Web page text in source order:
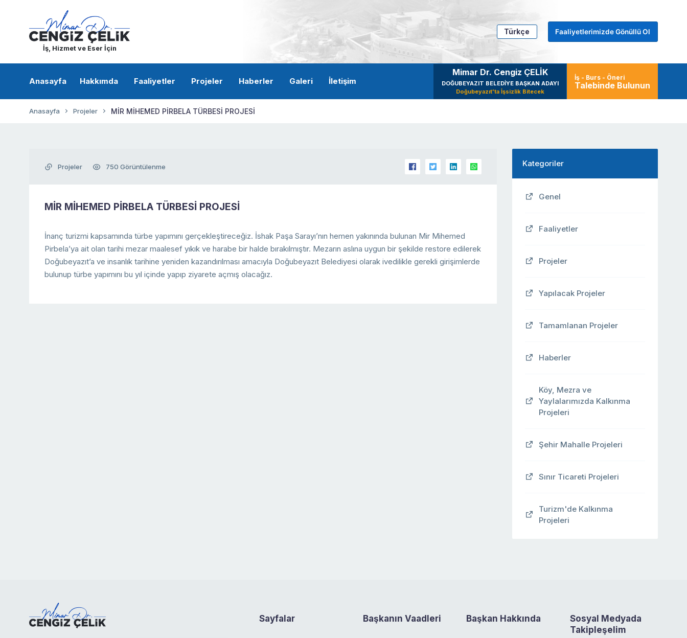
İş, Hizmet ve Eser İçin
Türkçe Faaliyetlerimizde Gönüllü Ol
Anasayfa Hakkımda Faaliyetler Projeler Haberler Galeri İletişim
Mimar Dr. Cengiz ÇELİK
DOĞUBEYAZIT BELEDİYE BAŞKAN ADAYI
Doğubeyazıt'ta İşsizlik Bitecek
İş - Burs - Öneri
Talebinde Bulunun
Anasayfa Projeler MİR MİHEMED PİRBELA TÜRBESİ PROJESİ
Projeler 750 Görüntülenme
MİR MİHEMED PİRBELA TÜRBESİ PROJESİ
İnanç turizmi kapsamında türbe yapımını gerçekleştireceğiz. İshak Paşa Sarayı’nın hemen yakınında bulunan Mir Mihemed
Pirbela’ya ait olan tarihi mezar maalesef yıkık ve harabe bir halde bırakılmıştır. Mezarın aslına uygun bir şekilde restore edilerek
Doğubeyazıt’a ve insanlık tarihine yeniden kazandırılması amacıyla Doğubeyazıt Belediyesi olarak ivedilikle gerekli girişimlerde
bulunup türbe yapımını bu yıl içinde yapıp ziyarete açmış olacağız.
Kategoriler
Genel
Faaliyetler
Projeler
Yapılacak Projeler
Tamamlanan Projeler
Haberler
Köy, Mezra ve
Yaylalarımızda Kalkınma
Projeleri
Şehir Mahalle Projeleri
Sınır Ticareti Projeleri
Turizm'de Kalkınma
Projeleri
Sayfalar Başkanın Vaadleri Başkan Hakkında
Sosyal Medyada
Takipleşelim